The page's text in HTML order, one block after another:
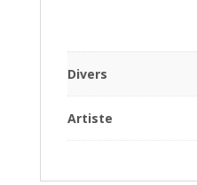
Divers
Artiste